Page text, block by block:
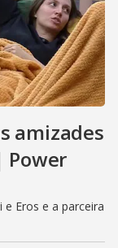
amizades
Power
Eros e a parceira